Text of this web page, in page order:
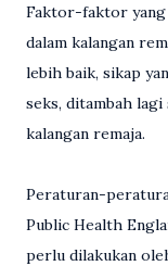
Faktor-faktor yang
dalam kalangan
lebih baik, sikap
seks, ditambah lagi
kalangan remaja.
Peraturan-
Public Health
perlu dilakukan